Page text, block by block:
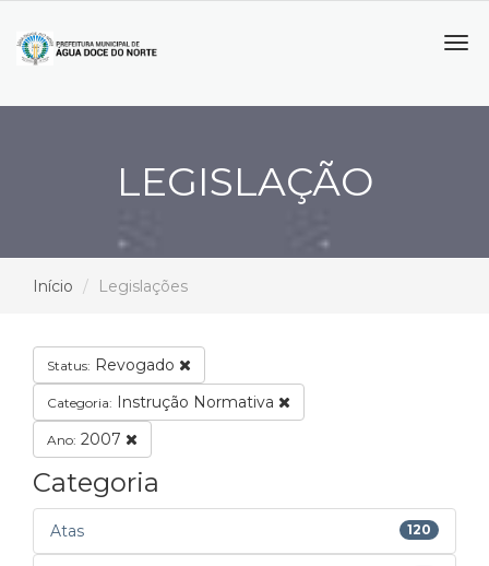
LEGISLAÇÃO
Início Legislações
Status: Revogado
Categoria: Instrução Normativa
Ano: 2007
Categoria
Atas 120